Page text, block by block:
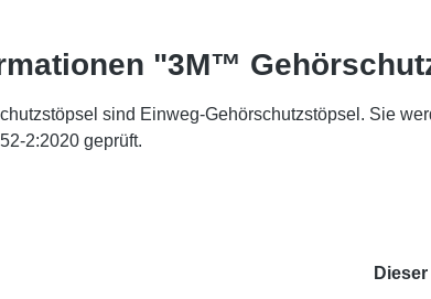
"3M™
sind Einweg-Gehörschutzstöpsel. Sie
2:2020 geprüft.